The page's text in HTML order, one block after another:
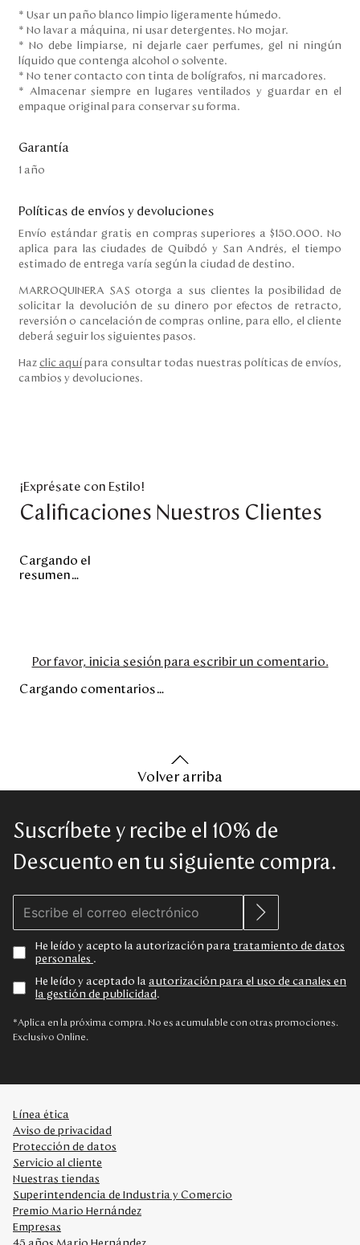
* Usar un paño blanco limpio ligeramente húmedo.
* No lavar a máquina, ni usar detergentes. No mojar.
* No debe limpiarse, ni dejarle caer perfumes, gel ni ningún
líquido que contenga alcohol o solvente.
* No tener contacto con tinta de bolígrafos, ni marcadores.
* Almacenar siempre en lugares ventilados y guardar en el
empaque original para conservar su forma.
Garantía
1 año
Políticas de envíos y devoluciones
Envío estándar gratis en compras superiores a $150.000. No
aplica para las ciudades de Quibdó y San Andrés, el tiempo
estimado de entrega varía según la ciudad de destino.
MARROQUINERA SAS otorga a sus clientes la posibilidad de
solicitar la devolución de su dinero por efectos de retracto,
reversión o cancelación de compras online, para ello, el cliente
deberá seguir los siguientes pasos.
Haz clic aquí para consultar todas nuestras políticas de envíos,
cambios y devoluciones.
¡Exprésate con Estilo!
Calificaciones Nuestros Clientes
Cargando el
resumen…
Por favor, inicia sesión para escribir un comentario.
Cargando comentarios…
Volver arriba
Suscríbete y recibe el 10% de
Descuento en tu siguiente compra.
He leído y acepto la autorización para tratamiento de datos
personales .
He leído y aceptado la autorización para el uso de canales en
la gestión de publicidad .
*Aplica en la próxima compra. No es acumulable con otras promociones.
Exclusivo Online.
Línea ética
Aviso de privacidad
Protección de datos
Servicio al cliente
Nuestras tiendas
Superintendencia de Industria y Comercio
Premio Mario Hernández
Empresas